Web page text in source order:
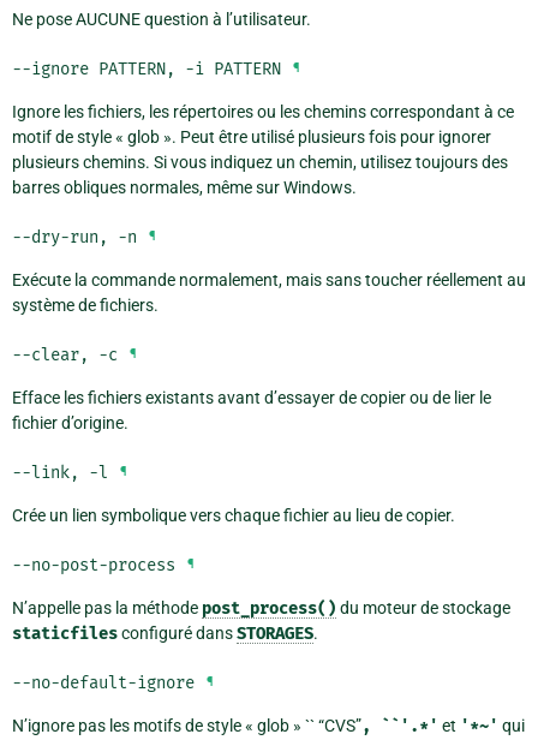
Ne pose AUCUNE question à l’utilisateur.
--ignore PATTERN, -i PATTERN ¶
Ignore les fichiers, les répertoires ou les chemins correspondant à ce
motif de style « glob ». Peut être utilisé plusieurs fois pour ignorer
plusieurs chemins. Si vous indiquez un chemin, utilisez toujours des
barres obliques normales, même sur Windows.
--dry-run , -n ¶
Exécute la commande normalement, mais sans toucher réellement au
système de fichiers.
--clear, -c ¶
Efface les fichiers existants avant d’essayer de copier ou de lier le
fichier d’origine.
--link, -l ¶
Crée un lien symbolique vers chaque fichier au lieu de copier.
--no-post-process ¶
N’appelle pas la méthode post_process() du moteur de stockage
staticfilesconfiguré dansSTORAGES.
--no-default-ignore ¶
N’ignore pas les motifs de style « glob » `` “CVS”, ``'.*' et '*~' qui